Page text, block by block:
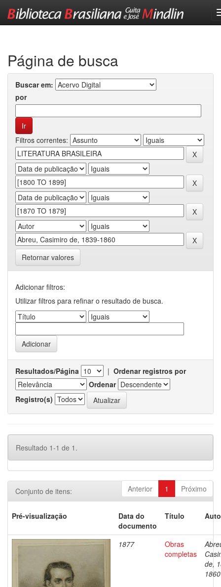
Página de busca
Buscar em:
por
Filtros correntes:
Retornar valores
Adicionar filtros:
Utilizar filtros para refinar o resultado de busca.
Resultados/Página | Ordenar registros por
Ordenar
Registro(s)
Resultado 1-1 de 1.
Anterior 1 Próximo
Conjunto de itens:
Pré-visualização
Data do
documento
Título
1877
Obras
completas
de,
1860